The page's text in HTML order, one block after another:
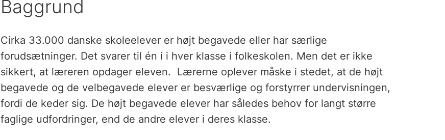
Baggrund
Cirka 33.000 danske skoleelever er højt begavede eller har særlige
forudsætninger. Det svarer til én i i hver klasse i folkeskolen. Men det er ikke
sikkert, at læreren opdager eleven. Lærerne oplever måske i stedet, at de højt
begavede og de velbegavede elever er besværlige og forstyrrer undervisningen,
fordi de keder sig. De højt begavede elever har således behov for langt større
faglige udfordringer, end de andre elever i deres klasse.